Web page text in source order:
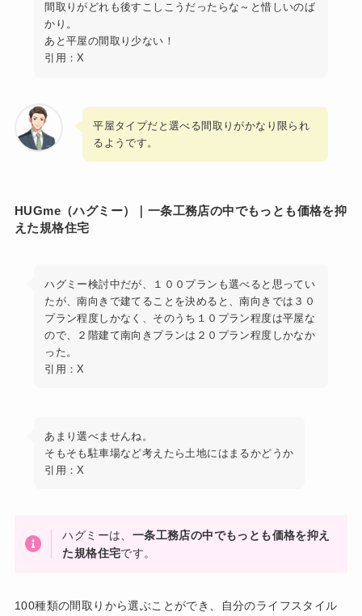
間取りがどれも後すこしこうだったらな～と惜しいのば
かり。
あと平屋の間取り少ない！
引用：X
平屋タイプだと選べる間取りがかなり限られ
るようです。
HUGme（ハグミー）｜ 一条工務店の中でもっとも価格を抑
えた規格住宅
ハグミー検討中だが、１００プランも選べると思ってい
たが、南向きで建てることを決めると、南向きでは３０
プラン程度しかなく、そのうち１０プラン程度は平屋な
ので、２階建て南向きプランは２０プラン程度しかなか
った。
引用：X
あまり選べませんね。
そもそも駐車場など考えたら土地にはまるかどうか
引用：X
ハグミーは、 一条工務店の中でもっとも価格を抑え
た規格住宅です。
100種類の間取りから選ぶことができ、自分のライフスタイル